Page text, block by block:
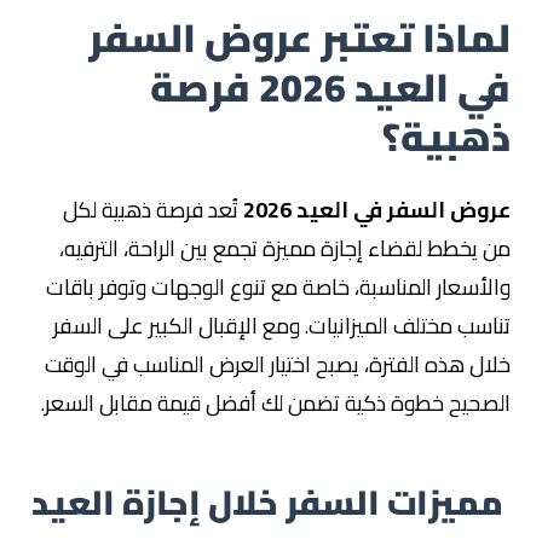
لماذا تعتبر عروض السفر
في العيد 2026 فرصة
ذهبية؟
عروض السفر في العيد 2026
تُعد فرصة ذهبية لكل
من يخطط لقضاء إجازة مميزة تجمع بين الراحة، الترفيه،
والأسعار المناسبة، خاصة مع تنوع الوجهات وتوفر باقات
تناسب مختلف الميزانيات. ومع الإقبال الكبير على السفر
خلال هذه الفترة، يصبح اختيار العرض المناسب في الوقت
الصحيح خطوة ذكية تضمن لك أفضل قيمة مقابل السعر.
مميزات السفر خلال إجازة العيد